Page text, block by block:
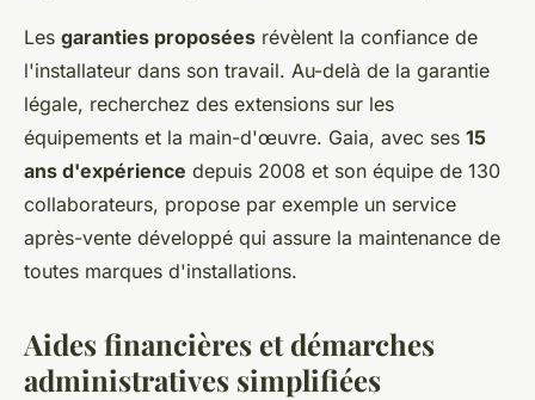
Les garanties proposées révèlent la confiance de
l'installateur dans son travail. Au-delà de la garantie
légale, recherchez des extensions sur les
équipements et la main-d'œuvre. Gaia, avec ses 15
ans d'expérience depuis 2008 et son équipe de 130
collaborateurs, propose par exemple un service
après-vente développé qui assure la maintenance de
toutes marques d'installations.
Aides financières et démarches
administratives simplifiées